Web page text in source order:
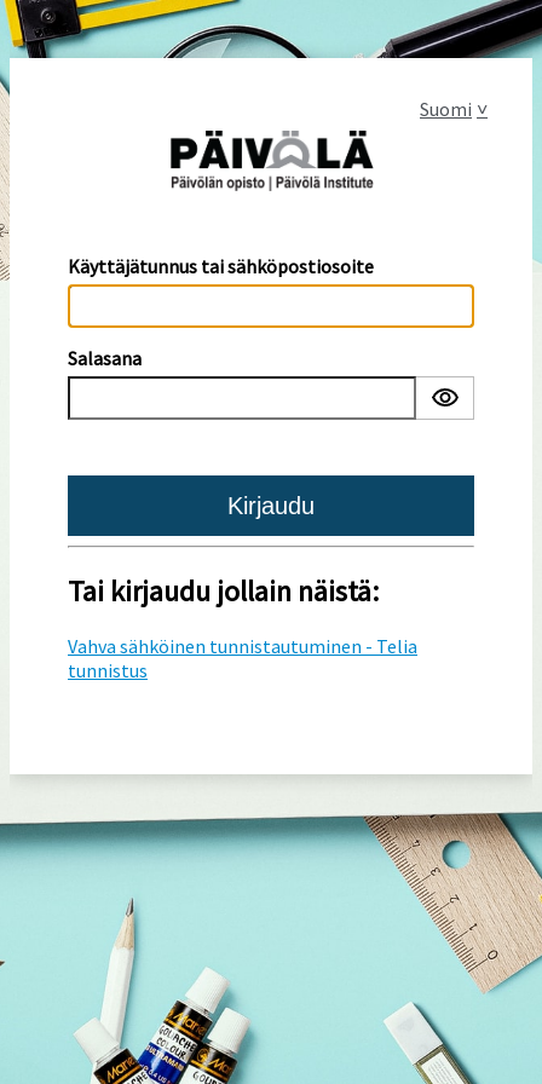
Suomi
Käyttäjätunnus tai sähköpostiosoite
Salasana
Tai kirjaudu jollain näistä:
Vahva sähköinen tunnistautuminen - Telia
tunnistus